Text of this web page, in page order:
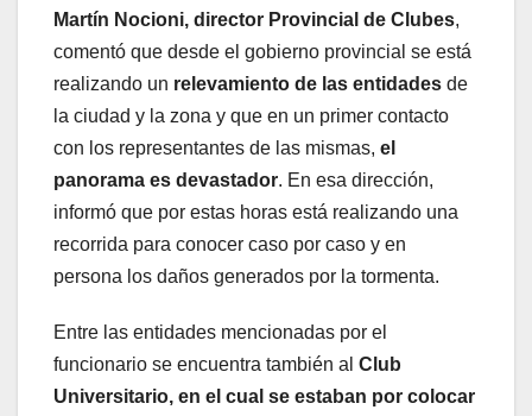
Martín Nocioni, director Provincial de Clubes,
comentó que desde el gobierno provincial se está
realizando un relevamiento de las entidades de
la ciudad y la zona y que en un primer contacto
con los representantes de las mismas, el
panorama es devastador. En esa dirección,
informó que por estas horas está realizando una
recorrida para conocer caso por caso y en
persona los daños generados por la tormenta.
Entre las entidades mencionadas por el
funcionario se encuentra también al Club
Universitario, en el cual se estaban por colocar